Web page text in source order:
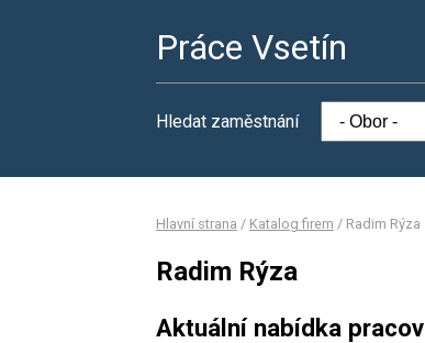
Práce Vsetín
Hledat zaměstnání
Hlavní strana / Katalog firem / Radim Rýza
Radim Rýza
Aktuální nabídka